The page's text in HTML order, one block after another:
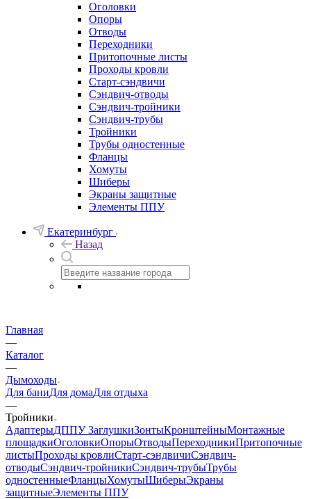
Оголовки
Опоры
Отводы
Переходники
Притопочные листы
Проходы кровли
Старт-сэндвичи
Сэндвич-отводы
Сэндвич-тройники
Сэндвич-трубы
Тройники
Трубы одностенные
Фланцы
Хомуты
Шиберы
Экраны защитные
Элементы ППУ
Екатеринбург
Назад
Главная
—
Каталог
—
Дымоходы
Для баниДля домаДля отдыха
—
Тройники
АдаптерыДППУЗаглушкиЗонтыКронштейныМонтажные
площадкиОголовкиОпорыОтводыПереходникиПритопочные
листыПроходы кровлиСтарт-сэндвичиСэндвич-
отводыСэндвич-тройникиСэндвич-трубыТрубы
одностенныеФланцыХомутыШиберыЭкраны
защитныеЭлементы ППУ